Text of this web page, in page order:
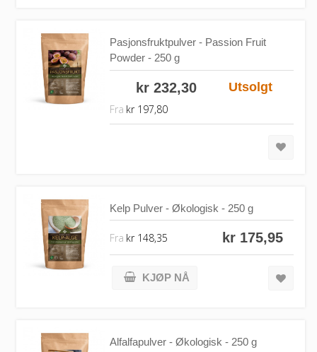
Pasjonsfruktpulver - Passion Fruit
Powder - 250 g
Utsolgt
kr 232,30
Fra kr 197,80
Kelp Pulver - Økologisk - 250 g
kr 175,95
Fra kr 148,35
KJØP NÅ
Alfalfapulver - Økologisk - 250 g